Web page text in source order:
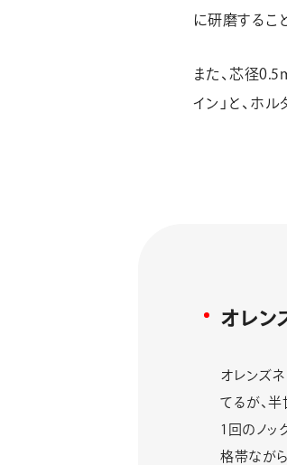
に研磨するこ
また、芯径
イン」と、ホ
オレン
オレンズ
てるが、
1回のノッ
格帯なが